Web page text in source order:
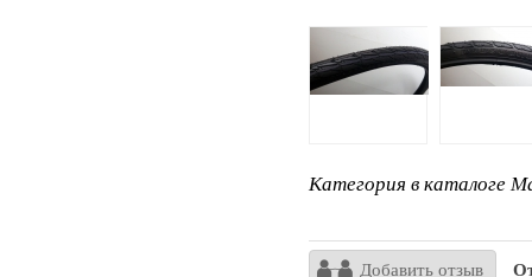
Категория в каталоге
Добавить отзыв